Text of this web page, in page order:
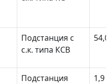
Подстанция с
с.к. типа КСВ
54,0
Подстанция 1,9